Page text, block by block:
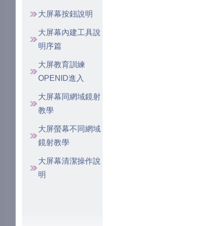
大屏幕按鈕說明
大屏幕內建工具說
明序篇
大屏教育訓練
OPENID進入
大屏幕同網域鏡射
教學
大屏螢幕不同網域
鏡射教學
大屏幕清潔操作說
明